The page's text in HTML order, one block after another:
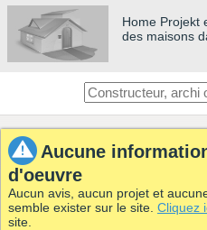
Home Projekt
des maisons
Aucune
d'oeuvre
Aucun avis, aucun projet et
semble exister sur le site. Cliquez
site.